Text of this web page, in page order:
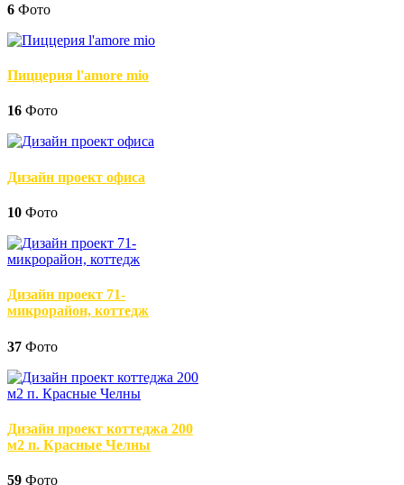
6 Фото
Пиццерия l'amore mio
16 Фото
Дизайн проект офиса
10 Фото
Дизайн проект 71-
микрорайон, коттедж
37 Фото
Дизайн проект коттеджа 200
м2 п. Красные Челны
59 Фото